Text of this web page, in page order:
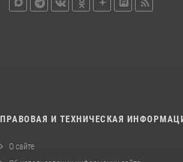
ПРАВОВАЯ И ТЕХНИЧЕСКАЯ
О сайте